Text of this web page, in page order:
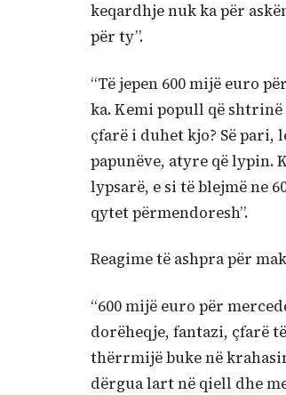
keqardhje nuk ka për
për ty”.
“Të jepen 600 mijë euro
ka. Kemi popull që
çfarë i duhet kjo? Së pari,
papunëve, atyre që lypin.
lypsarë, e si të blejmë ne
qytet përmendoresh”.
Reagime të ashpra për
“600 mijë euro për
dorëheqje, fantazi, çfarë
thërrmijë buke në
dërgua lart në qiell dhe